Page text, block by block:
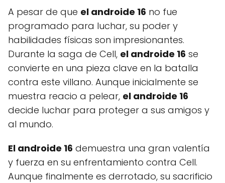
A pesar de que el androide 16 no fue
programado para luchar, su poder y
habilidades físicas son impresionantes.
Durante la saga de Cell, el androide 16 se
convierte en una pieza clave en la batalla
contra este villano. Aunque inicialmente se
muestra reacio a pelear, el androide 16
decide luchar para proteger a sus amigos y
al mundo.
El androide 16 demuestra una gran valentía
y fuerza en su enfrentamiento contra Cell.
Aunque finalmente es derrotado, su sacrificio